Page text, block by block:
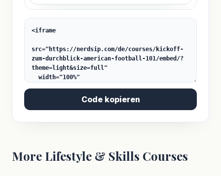
Code kopieren
More Lifestyle & Skills Courses